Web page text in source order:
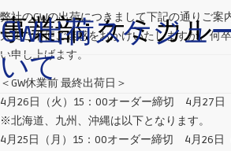
事業部:ケミカル
GW出荷スケジュ
いて
弊社のGWの出荷につきまして下記の通りご案
大変ご不便ご迷惑をおかけいたしますが、何
い申し上げます。
＜GW休業前 最終出荷日＞
4月26日（火）15：00オーダー締切 4月27日
※北海道、九州、沖縄は以下となります。
4月25日（月）15：00オーダー締切 4月26日